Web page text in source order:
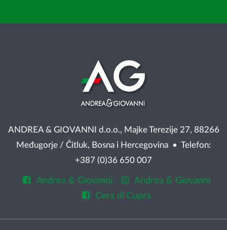
ANDREA & GIOVANNI d.o.o., Majke Terezije 27, 88266
Međugorje / Čitluk, Bosna i Hercegovina • Telefon:
+387 (0)36 650 007
Andrea & Giovanni
Andrea & Giovanni
Cera di Cupra